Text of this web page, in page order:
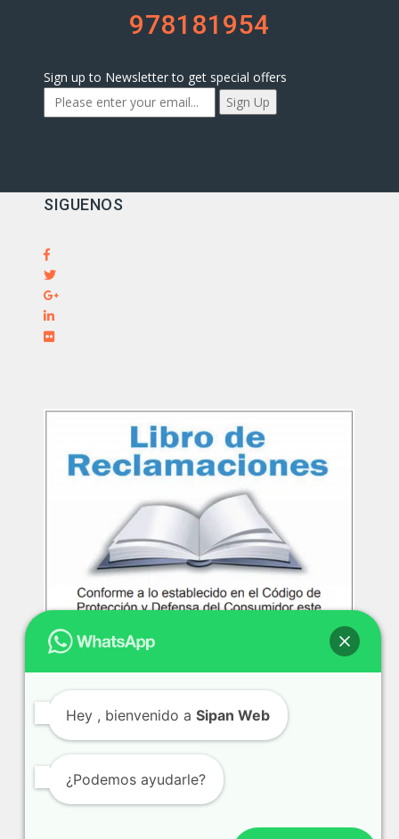
978181954
Sign up to Newsletter to get special offers
SIGUENOS
Hey , bienvenido a Sipan Web
¿Podemos ayudarle?